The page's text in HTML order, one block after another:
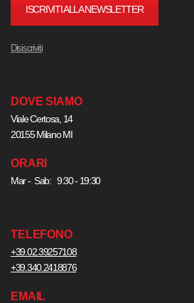
ISCRIVITI ALLA NEWSLETTER
Disiscriviti
DOVE SIAMO
Viale Certosa, 14
20155 Milano MI
ORARI
Mar - Sab: 9:30 - 19:30
TELEFONO
+39.02.39257108
+39.340.2418876
EMAIL